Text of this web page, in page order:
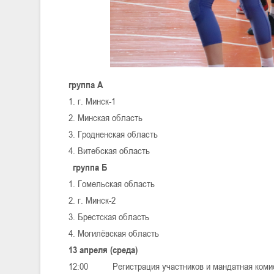
группа А
1. г. Минск-1
2. Минская область
3. Гродненская область
4. Витебская область
группа Б
1. Гомельская область
2. г. Минск-2
3. Брестская область
4. Могилёвская область
13 апреля (среда)
12:00 Регистрация участников и мандатная